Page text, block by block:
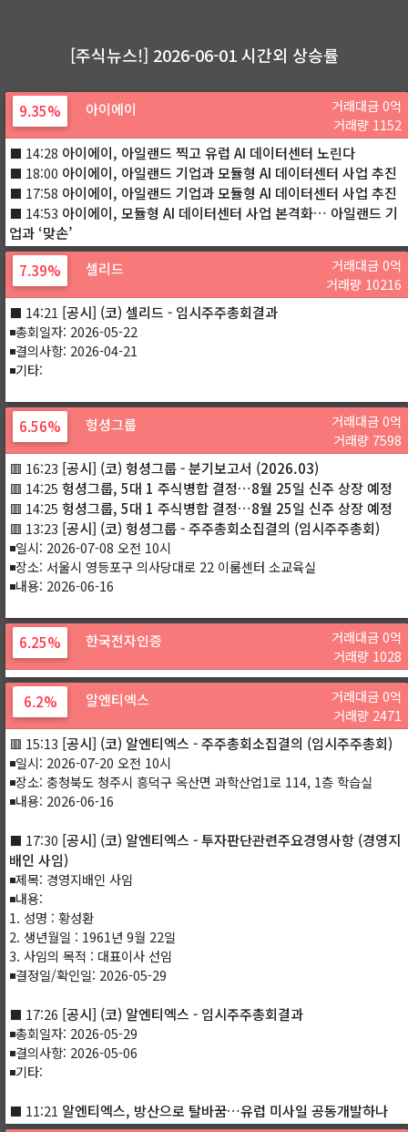
[주식뉴스!] 2026-06-01 시간외 상승률
9.35% 아이에이
거래대금 0억
거래량 1152
⬛ 14:28 아이에이, 아일랜드 찍고 유럽 AI 데이터센터 노린다
⬛ 18:00 아이에이, 아일랜드 기업과 모듈형 AI 데이터센터 사업 추진
⬛ 17:58 아이에이, 아일랜드 기업과 모듈형 AI 데이터센터 사업 추진
⬛ 14:53 아이에이, 모듈형 AI 데이터센터 사업 본격화… 아일랜드 기
업과 ‘맞손’
7.39% 셀리드
거래대금 0억
거래량 10216
⬛ 14:21 [공시] (코) 셀리드 - 임시주주총회결과
◾총회일자: 2026-05-22
◾결의사항: 2026-04-21
◾기타:
6.56% 헝셩그룹
거래대금 0억
거래량 7598
🟥 16:23 [공시] (코) 헝셩그룹 - 분기보고서 (2026.03)
🟥 14:25 헝셩그룹, 5대 1 주식병합 결정…8월 25일 신주 상장 예정
🟥 14:25 헝셩그룹, 5대 1 주식병합 결정…8월 25일 신주 상장 예정
🟥 13:23 [공시] (코) 헝셩그룹 - 주주총회소집결의 (임시주주총회)
◾일시: 2026-07-08 오전 10시
◾장소: 서울시 영등포구 의사당대로 22 이룸센터 소교육실
◾내용: 2026-06-16
6.25% 한국전자인증
거래대금 0억
거래량 1028
6.2% 알엔티엑스
거래대금 0억
거래량 2471
🟥 15:13 [공시] (코) 알엔티엑스 - 주주총회소집결의 (임시주주총회)
◾일시: 2026-07-20 오전 10시
◾장소: 충청북도 청주시 흥덕구 옥산면 과학산업1로 114, 1층 학습실
◾내용: 2026-06-16
⬛ 17:30 [공시] (코) 알엔티엑스 - 투자판단관련주요경영사항 (경영지
배인 사임)
◾제목: 경영지배인 사임
◾내용:
1. 성명 : 황성환
2. 생년월일 : 1961년 9월 22일
3. 사임의 목적 : 대표이사 선임
◾결정일/확인일: 2026-05-29
⬛ 17:26 [공시] (코) 알엔티엑스 - 임시주주총회결과
◾총회일자: 2026-05-29
◾결의사항: 2026-05-06
◾기타:
⬛ 11:21 알엔티엑스, 방산으로 탈바꿈…유럽 미사일 공동개발하나